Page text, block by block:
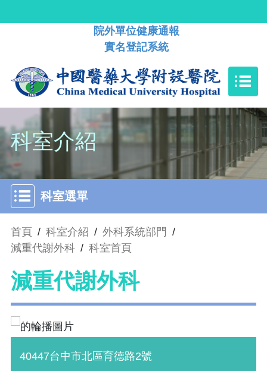
院外單位健康通報
實名登記系統
科室介紹
科室選單
首頁 / 科室介紹 / 外科系統部門 /
減重代謝外科 / 科室首頁
減重代謝外科
40447台中市北區育德路2號